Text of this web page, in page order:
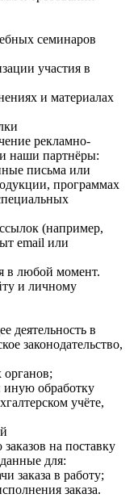
семинаров
участия в
и материалах
рекламно-
наши партнёры:
письма или
программах
(например,
email или
в любой момент.
и личному
деятельность в
законодательство,
органов;
иную обработку
учёте,
на поставку
для:
заказа в работу;
заказа.